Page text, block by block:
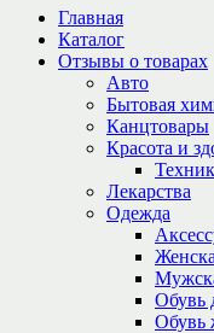
Главная
Каталог
Отзывы о товарах
Авто
Бытовая
Канцтовары
Красота и
Лекарства
Одежда
Обувь
Обувь